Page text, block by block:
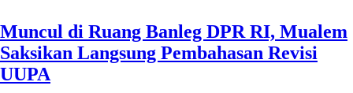
Muncul di Ruang Banleg DPR RI, Mualem
Saksikan Langsung Pembahasan Revisi
UUPA